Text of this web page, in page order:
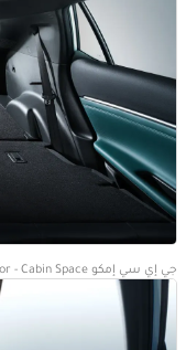
جي إي سي إمكو interior - Cabin Space